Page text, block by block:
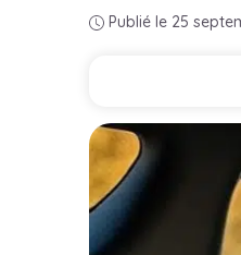
Publié le 25